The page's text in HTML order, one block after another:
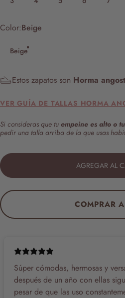
Color
Color:Beige
Beige
Estos zapatos son Horma
VER GUÍA DE TALLAS HORMA
Si consideras que tu empeine es alto o
pedir una talla arriba de la que usas
AGREGAR AL
COMPRAR
Súper cómodas, hermosas y
después de un año con ellas
pesar de que las uso